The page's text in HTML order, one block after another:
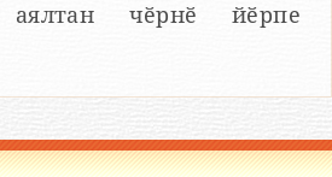
аялтан чӗрнӗ йӗрпе